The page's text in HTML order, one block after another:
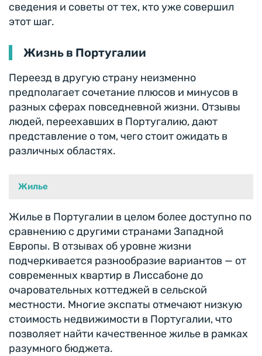
сведения и советы от тех, кто уже совершил
этот шаг.
Жизнь в Португалии
Переезд в другую страну неизменно
предполагает сочетание плюсов и минусов в
разных сферах повседневной жизни. Отзывы
людей, переехавших в Португалию, дают
представление о том, чего стоит ожидать в
различных областях.
Жилье
Жилье в Португалии в целом более доступно по
сравнению с другими странами Западной
Европы. В отзывах об уровне жизни
подчеркивается разнообразие вариантов — от
современных квартир в Лиссабоне до
очаровательных коттеджей в сельской
местности. Многие экспаты отмечают низкую
стоимость недвижимости в Португалии, что
позволяет найти качественное жилье в рамках
разумного бюджета.